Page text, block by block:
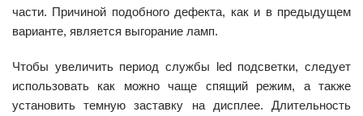
части. Причиной подобного дефекта, как и в предыдущем
варианте, является выгорание ламп.
Чтобы увеличить период службы led подсветки, следует
использовать как можно чаще спящий режим, а также
установить темную заставку на дисплее. Длительность